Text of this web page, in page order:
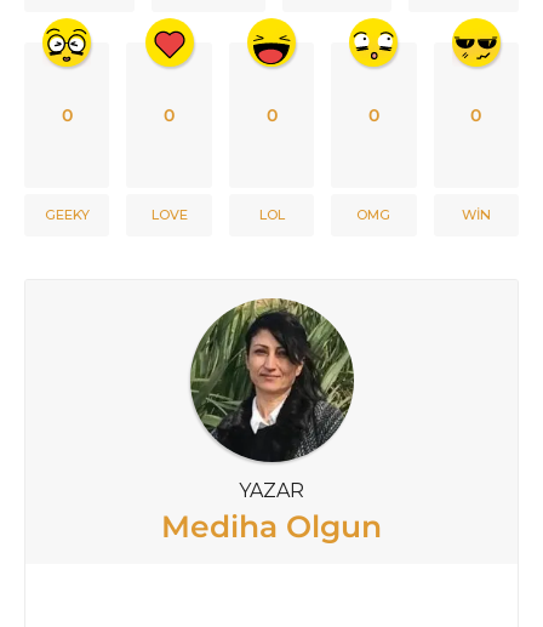
0
GEEKY
0
LOVE
0
LOL
0
OMG
0
WIN
YAZAR
Mediha Olgun